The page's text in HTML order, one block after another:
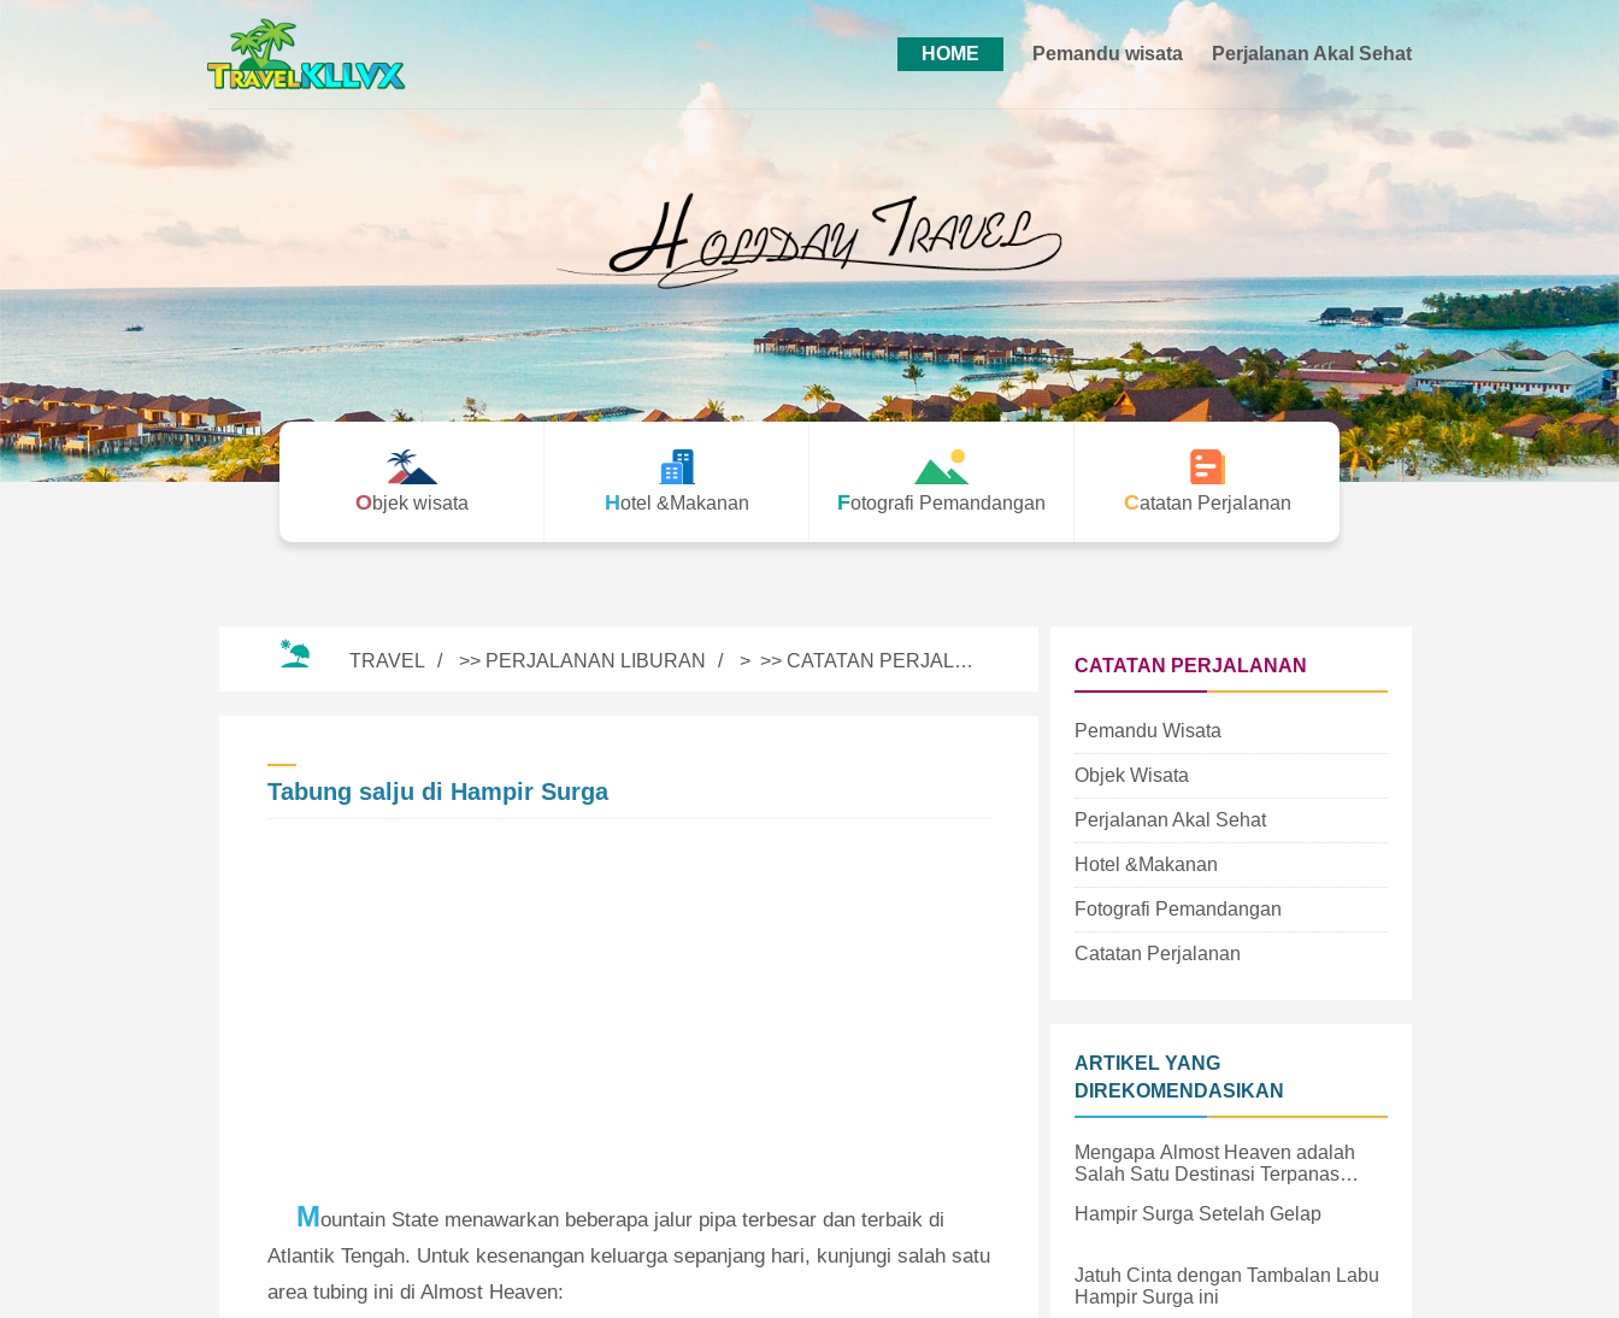
HOME Pemandu wisata Perjalanan Akal Sehat
Objek wisata Hotel &Makanan Fotografi Pemandangan Catatan Perjalanan
TRAVEL >> PERJALANAN LIBURAN > >> CATATAN PERJALANAN
Tabung salju di Hampir Surga
Mountain State menawarkan beberapa jalur pipa terbesar dan terbaik di
Atlantik Tengah. Untuk kesenangan keluarga sepanjang hari, kunjungi salah satu
area tubing ini di Almost Heaven:
CATATAN PERJALANAN
Pemandu Wisata
Objek Wisata
Perjalanan Akal Sehat
Hotel &Makanan
Fotografi Pemandangan
Catatan Perjalanan
ARTIKEL YANG
DIREKOMENDASIKAN
Mengapa Almost Heaven adalah
Salah Satu Destinasi Terpanas
Hampir Surga Setelah Gelap
Jatuh Cinta dengan Tambalan Labu
Hampir Surga ini